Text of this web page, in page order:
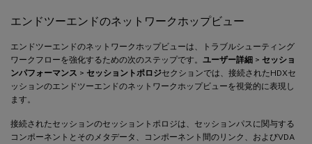
エンドツーエンドのネットワークホップビュー
エンドツーエンドのネットワークホップビューは、トラブルシューティング
ワークフローを強化するための次のステップです。 ユーザー詳細 > セッショ
ンパフォーマンス > セッショントポロジセクションでは、接続されたHDXセ
ッションのエンドツーエンドのネットワークホップビューを視覚的に表現し
ます。
接続されたセッションのセッショントポロジは、セッションパスに関与する
コンポーネントとそのメタデータ、コンポーネント間のリンク、およびVDA